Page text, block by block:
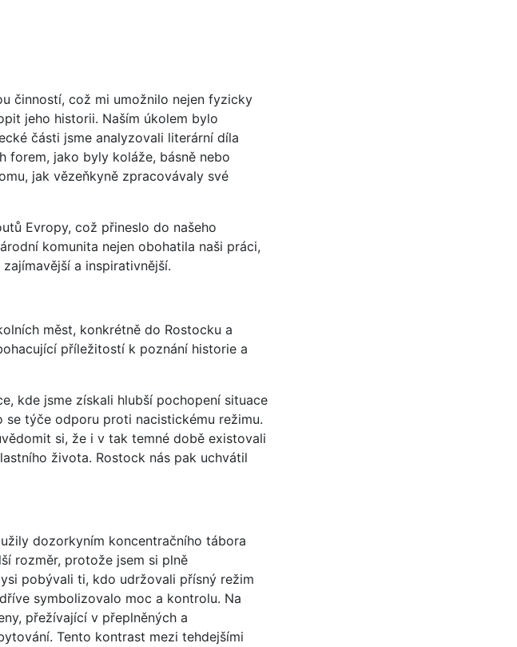
činností, což mi umožnilo nejen fyzicky
jeho historii. Naším úkolem bylo
části jsme analyzovali literární díla
forem, jako byly koláže, básně nebo
jak vězeňkyně zpracovávaly své
Evropy, což přineslo do našeho
komunita nejen obohatila naši práci,
a inspirativnější.
měst, konkrétně do Rostocku a
příležitostí k poznání historie a
kde jsme získali hlubší pochopení situace
se týče odporu proti nacistickému režimu.
si, že i v tak temné době existovali
života. Rostock nás pak uchvátil
dozorkyním koncentračního tábora
rozměr, protože jsem si plně
pobývali ti, kdo udržovali přísný režim
symbolizovalo moc a kontrolu. Na
přežívající v přeplněných a
Tento kontrast mezi tehdejšími